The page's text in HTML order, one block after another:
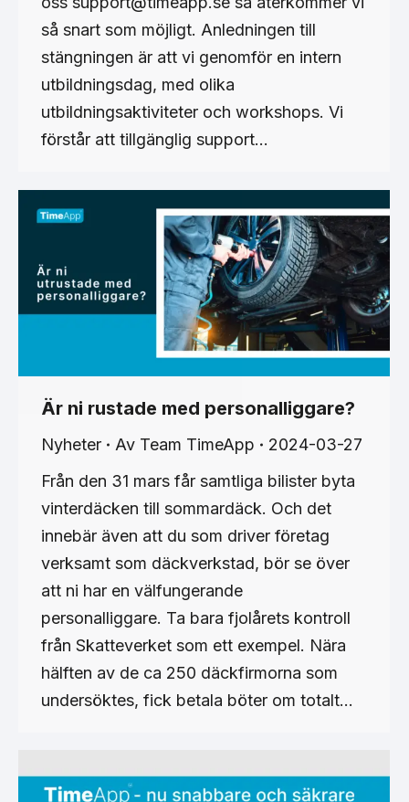
så snart som möjligt. Anledningen till
stängningen är att vi genomför en intern
utbildningsdag, med olika
utbildningsaktiviteter och workshops. Vi
förstår att tillgänglig support…
Är ni rustade med personalliggare?
Nyheter Av Team TimeApp
2024-03-27
Från den 31 mars får samtliga bilister byta
vinterdäcken till sommardäck. Och det
innebär även att du som driver företag
verksamt som däckverkstad, bör se över
att ni har en välfungerande
personalliggare. Ta bara fjolårets kontroll
från Skatteverket som ett exempel. Nära
hälften av de ca 250 däckfirmorna som
undersöktes, fick betala böter om totalt…